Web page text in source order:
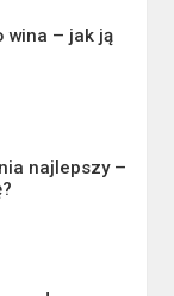
wina – jak ją
najlepszy –